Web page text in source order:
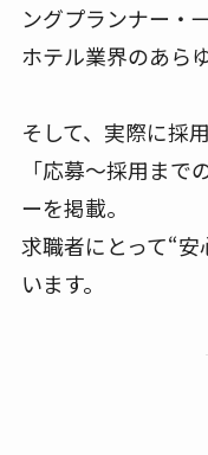
ングプランナー・
ホテル業界のあら
そして、実際に採
「応募〜採用まで
ーを掲載。
求職者にとって“
います。